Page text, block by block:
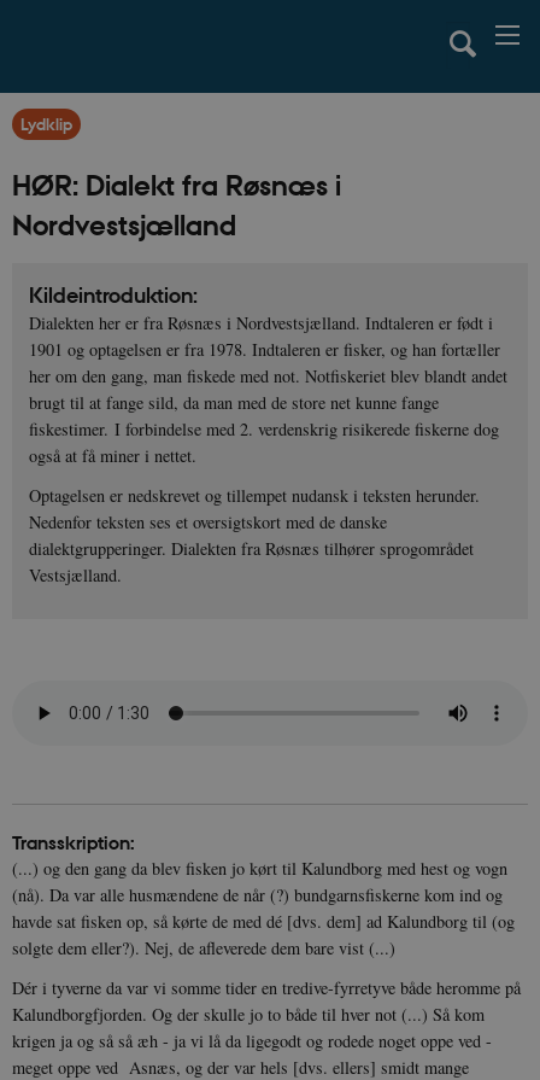
Lydklip
HØR: Dialekt fra Røsnæs i
Nordvestsjælland
Kildeintroduktion:
Dialekten her er fra Røsnæs i Nordvestsjælland. Indtaleren er født i
1901 og optagelsen er fra 1978. Indtaleren er fisker, og han fortæller
her om den gang, man fiskede med not. Notfiskeriet blev blandt andet
brugt til at fange sild, da man med de store net kunne fange
fiskestimer. I forbindelse med 2. verdenskrig risikerede fiskerne dog
også at få miner i nettet.
Optagelsen er nedskrevet og tillempet nudansk i teksten herunder.
Nedenfor teksten ses et oversigtskort med de danske
dialektgrupperinger. Dialekten fra Røsnæs tilhører sprogområdet
Vestsjælland.
Transskription:
(...) og den gang da blev fisken jo kørt til Kalundborg med hest og vogn
(nå). Da var alle husmændene de når (?) bundgarnsfiskerne kom ind og
havde sat fisken op, så kørte de med dé [dvs. dem] ad Kalundborg til (og
solgte dem eller?). Nej, de afleverede dem bare vist (...)
Dér i tyverne da var vi somme tider en tredive-fyrretyve både heromme på
Kalundborgfjorden. Og der skulle jo to både til hver not (...) Så kom
krigen ja og så så æh - ja vi lå da ligegodt og rodede noget oppe ved -
meget oppe ved Asnæs, og der var hels [dvs. ellers] smidt mange